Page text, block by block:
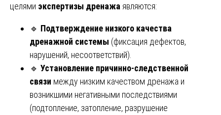
целями экспертизы дренажа являются:
🔹 Подтверждение низкого качества
дренажной системы (фиксация дефектов,
нарушений, несоответствий).
🔹 Установление причинно-следственной
связи между низким качеством дренажа и
возникшими негативными последствиями
(подтопление, затопление, разрушение